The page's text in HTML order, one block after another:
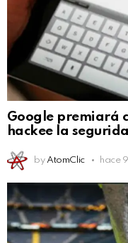
Google premiará
hackee la
by AtomClic hace